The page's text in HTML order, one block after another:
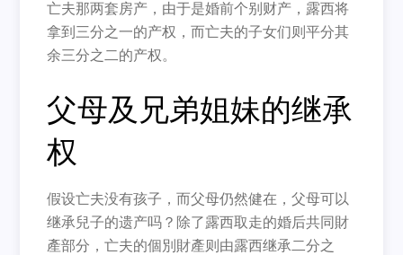
亡夫那两套房产，由于是婚前个别财产，露西将
拿到三分之一的产权，而亡夫的子女们则平分其
余三分之二的产权。
父母及兄弟姐妹的继承
权
假设亡夫没有孩子，而父母仍然健在，父母可以
继承兒子的遗产吗？除了露西取走的婚后共同財
產部分，亡夫的個別財產则由露西继承二分之